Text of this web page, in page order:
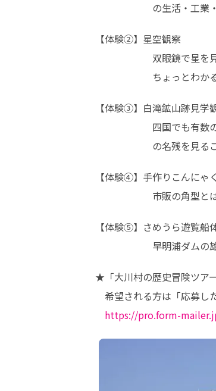
の生活・工業・農業
【体験②】星空観察
双眼鏡で星を見る
ちょっとわかると10倍
【体験③】白滝鉱山跡見学
四国でも有数の銅の産
の名残を見ること
【体験④】手作りこんにゃ
市販の角型とは違い、
【体験⑤】さめうら遊覧船
早明浦ダムの雄大な自
★「大川村の歴史冒険ツア
希望される方は「応募し
https://pro.form-